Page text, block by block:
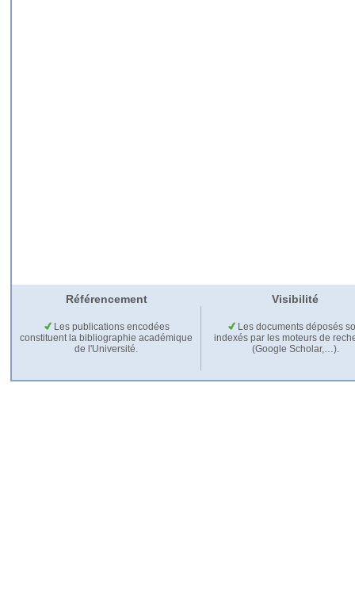
Référencement Visibilité
Les publications encodées
constituent la bibliographie académique
de l'Université.
Les documents déposés
indexés par les moteurs de
(Google Scholar,…).